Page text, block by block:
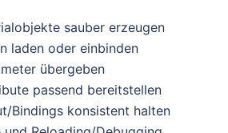
sauber erzeugen
laden oder einbinden
übergeben
passend bereitstellen
Bindings konsistent halten